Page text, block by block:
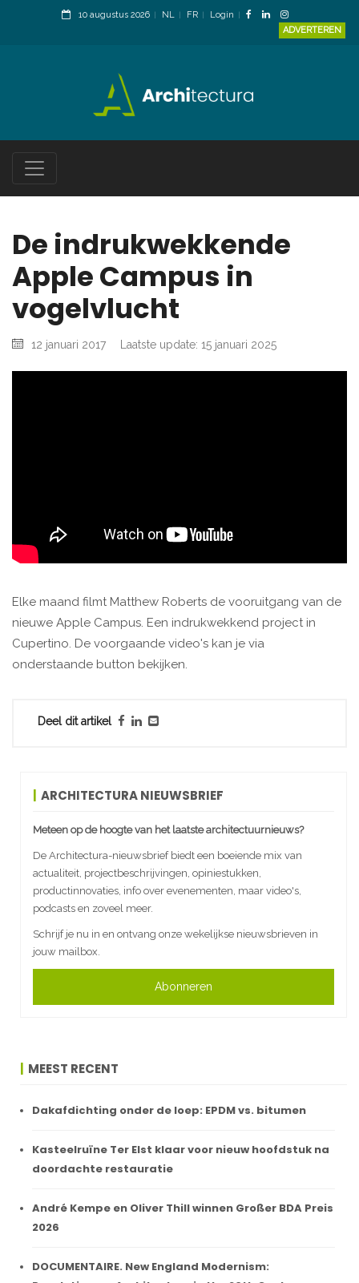
10 augustus 2026 NL FR
Login
ADVERTEREN
De indrukwekkende
Apple Campus in
vogelvlucht
12 januari 2017 Laatste update: 15 januari 2025
Elke maand filmt Matthew Roberts de vooruitgang van de
nieuwe Apple Campus. Een indrukwekkend project in
Cupertino. De voorgaande video's kan je via
onderstaande button bekijken.
Deel dit artikel
ARCHITECTURA NIEUWSBRIEF
Meteen op de hoogte van het laatste architectuurnieuws?
De Architectura-nieuwsbrief biedt een boeiende mix van
actualiteit, projectbeschrijvingen, opiniestukken,
productinnovaties, info over evenementen, maar video's,
podcasts en zoveel meer.
Schrijf je nu in en ontvang onze wekelijkse nieuwsbrieven in
jouw mailbox.
Abonneren
MEEST RECENT
Dakafdichting onder de loep: EPDM vs. bitumen
Kasteelruïne Ter Elst klaar voor nieuw hoofdstuk na
doordachte restauratie
André Kempe en Oliver Thill winnen Großer BDA Preis
2026
DOCUMENTAIRE. New England Modernism: